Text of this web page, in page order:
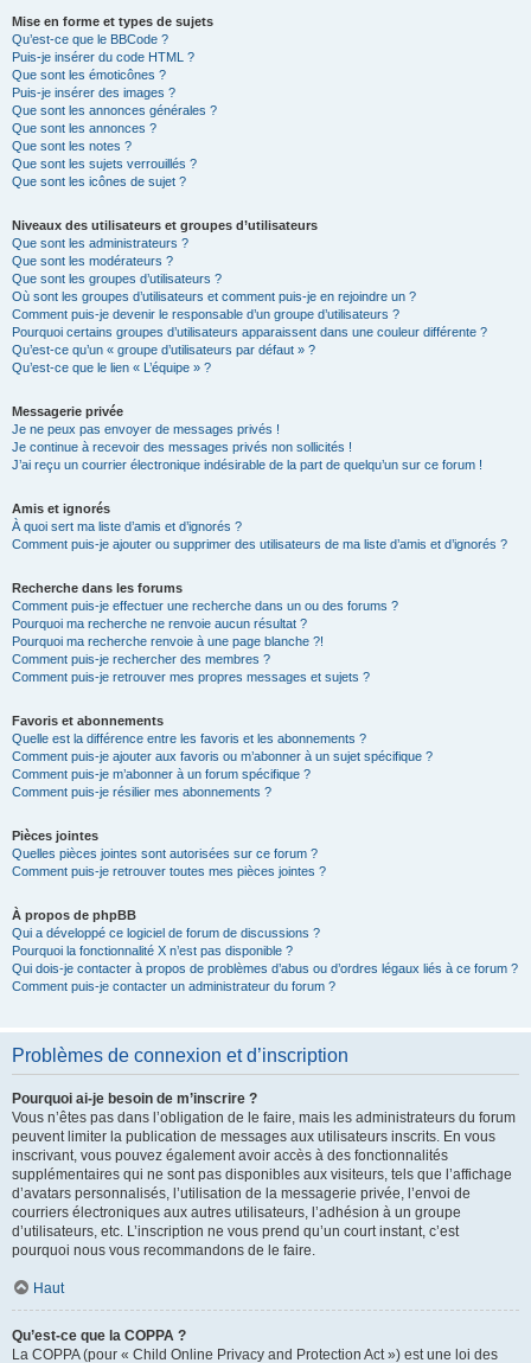
Mise en forme et types de sujets
Qu’est-ce que le BBCode ?
Puis-je insérer du code HTML ?
Que sont les émoticônes ?
Puis-je insérer des images ?
Que sont les annonces générales ?
Que sont les annonces ?
Que sont les notes ?
Que sont les sujets verrouillés ?
Que sont les icônes de sujet ?
Niveaux des utilisateurs et groupes d’utilisateurs
Que sont les administrateurs ?
Que sont les modérateurs ?
Que sont les groupes d’utilisateurs ?
Où sont les groupes d’utilisateurs et comment puis-je en rejoindre un ?
Comment puis-je devenir le responsable d’un groupe d’utilisateurs ?
Pourquoi certains groupes d’utilisateurs apparaissent dans une couleur différente ?
Qu’est-ce qu’un « groupe d’utilisateurs par défaut » ?
Qu’est-ce que le lien « L’équipe » ?
Messagerie privée
Je ne peux pas envoyer de messages privés !
Je continue à recevoir des messages privés non sollicités !
J’ai reçu un courrier électronique indésirable de la part de quelqu’un sur ce forum !
Amis et ignorés
À quoi sert ma liste d’amis et d’ignorés ?
Comment puis-je ajouter ou supprimer des utilisateurs de ma liste d’amis et d’ignorés ?
Recherche dans les forums
Comment puis-je effectuer une recherche dans un ou des forums ?
Pourquoi ma recherche ne renvoie aucun résultat ?
Pourquoi ma recherche renvoie à une page blanche ?!
Comment puis-je rechercher des membres ?
Comment puis-je retrouver mes propres messages et sujets ?
Favoris et abonnements
Quelle est la différence entre les favoris et les abonnements ?
Comment puis-je ajouter aux favoris ou m’abonner à un sujet spécifique ?
Comment puis-je m’abonner à un forum spécifique ?
Comment puis-je résilier mes abonnements ?
Pièces jointes
Quelles pièces jointes sont autorisées sur ce forum ?
Comment puis-je retrouver toutes mes pièces jointes ?
À propos de phpBB
Qui a développé ce logiciel de forum de discussions ?
Pourquoi la fonctionnalité X n’est pas disponible ?
Qui dois-je contacter à propos de problèmes d’abus ou d’ordres légaux liés à ce forum ?
Comment puis-je contacter un administrateur du forum ?
Problèmes de connexion et d’inscription
Pourquoi ai-je besoin de m’inscrire ?
Vous n’êtes pas dans l’obligation de le faire, mais les administrateurs du forum
peuvent limiter la publication de messages aux utilisateurs inscrits. En vous
inscrivant, vous pouvez également avoir accès à des fonctionnalités
supplémentaires qui ne sont pas disponibles aux visiteurs, tels que l’affichage
d’avatars personnalisés, l’utilisation de la messagerie privée, l’envoi de
courriers électroniques aux autres utilisateurs, l’adhésion à un groupe
d’utilisateurs, etc. L’inscription ne vous prend qu’un court instant, c’est
pourquoi nous vous recommandons de le faire.
Haut
Qu’est-ce que la COPPA ?
La COPPA (pour « Child Online Privacy and Protection Act ») est une loi des